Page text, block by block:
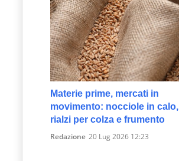
Materie prime, mercati in
movimento: nocciole in calo,
rialzi per colza e frumento
Redazione 20 Lug 2026 12:23